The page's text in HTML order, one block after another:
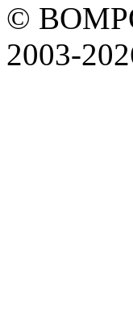
©
2003-